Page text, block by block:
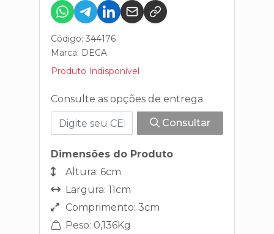
Código: 344176
Marca: DECA
Produto Indisponível
Consulte as opções de entrega
Consultar
Dimensões do Produto
Altura: 6cm
Largura: 11cm
Comprimento: 3cm
Peso: 0,136Kg